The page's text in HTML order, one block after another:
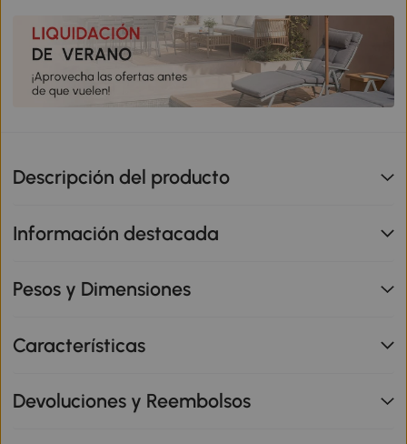
Descripción del producto
Información destacada
Pesos y Dimensiones
Características
Devoluciones y Reembolsos